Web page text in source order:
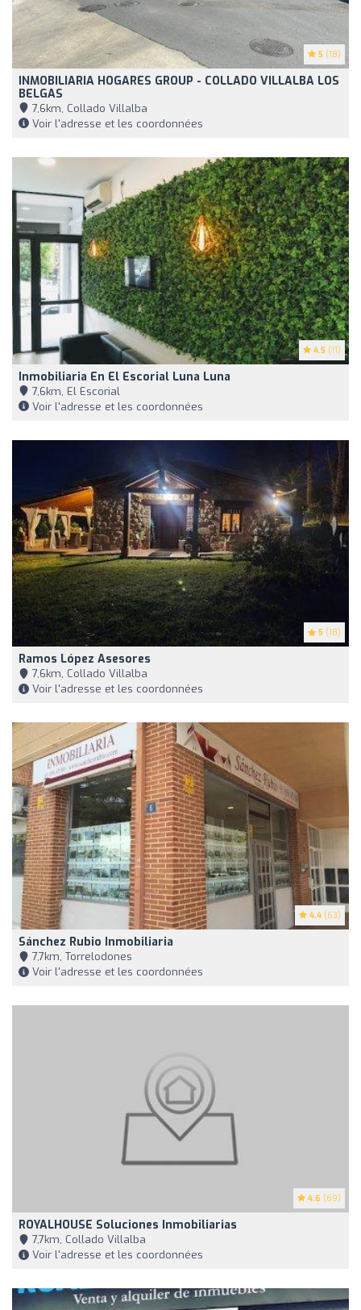
5 (18)
INMOBILIARIA HOGARES GROUP - COLLADO VILLALBA LOS
BELGAS
7,6km, Collado Villalba
Voir l'adresse et les coordonnées
4.5 (11)
Inmobiliaria En El Escorial Luna Luna
7,6km, El Escorial
Voir l'adresse et les coordonnées
5 (18)
Ramos López Asesores
7,6km, Collado Villalba
Voir l'adresse et les coordonnées
4.4 (63)
Sánchez Rubio Inmobiliaria
7,7km, Torrelodones
Voir l'adresse et les coordonnées
4.6 (69)
ROYALHOUSE Soluciones Inmobiliarias
7,7km, Collado Villalba
Voir l'adresse et les coordonnées